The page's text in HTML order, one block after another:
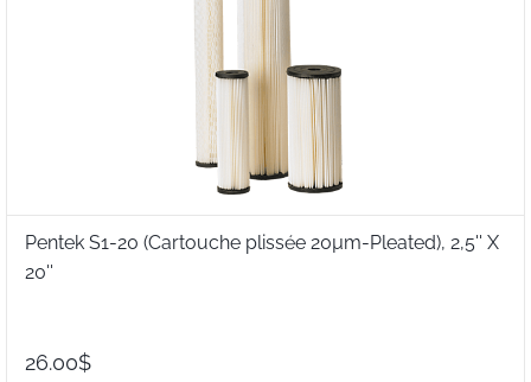
Pentek S1-20 (Cartouche plissée 20µm-Pleated), 2,5'' X
20''
26.00$